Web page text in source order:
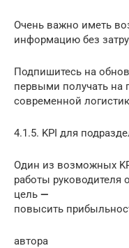
Очень важно иметь
информацию без
Подпишитесь на
первыми получать на
современной
4.1.5. KPI для
Один из возможных
работы руководителя
цель —
повысить
автора